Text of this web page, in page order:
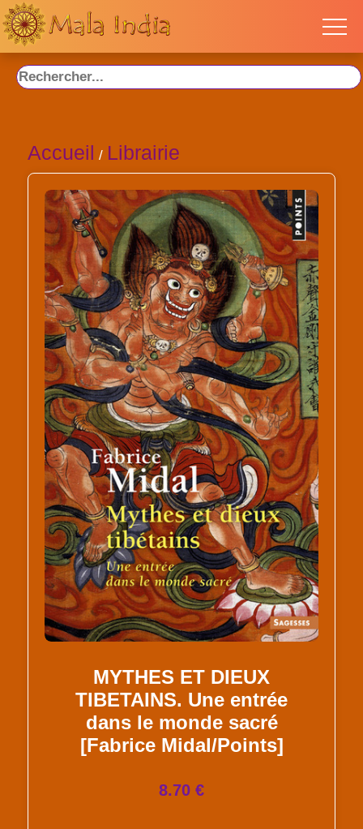
Accueil / Librairie
MYTHES ET DIEUX
TIBETAINS. Une entrée
dans le monde sacré
[Fabrice Midal/Points]
8.70 €